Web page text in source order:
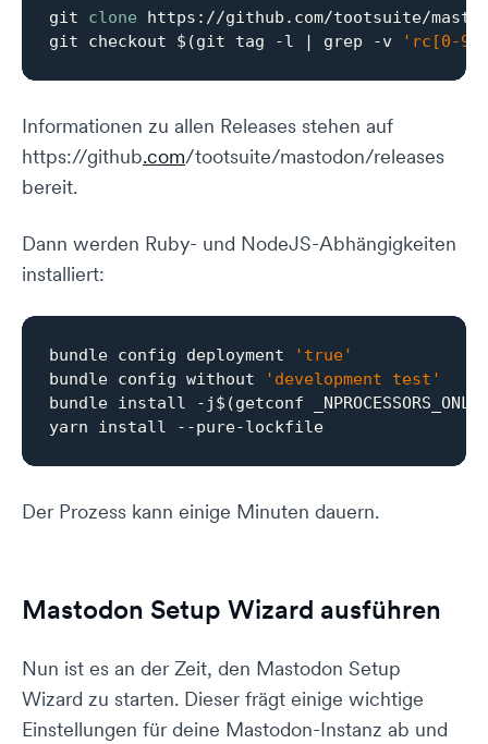
git clone https://github.com/tootsuite/
git checkout $(git tag -l | grep -v
'rc[0-
Informationen zu allen Releases stehen auf
https://github.com/tootsuite/mastodon/releases
bereit.
Dann werden Ruby- und NodeJS-Abhängigkeiten
installiert:
bundle config deployment
'true'
bundle config without
'development test'
bundle install -j$(getconf
Der Prozess kann einige Minuten dauern.
Mastodon Setup Wizard ausführen
Nun ist es an der Zeit, den Mastodon Setup
Wizard zu starten. Dieser frägt einige wichtige
Einstellungen für deine Mastodon-Instanz ab und